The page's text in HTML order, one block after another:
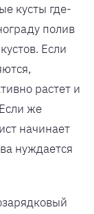
кусты где-
полив
Если
растет и
же
начинает
нуждается